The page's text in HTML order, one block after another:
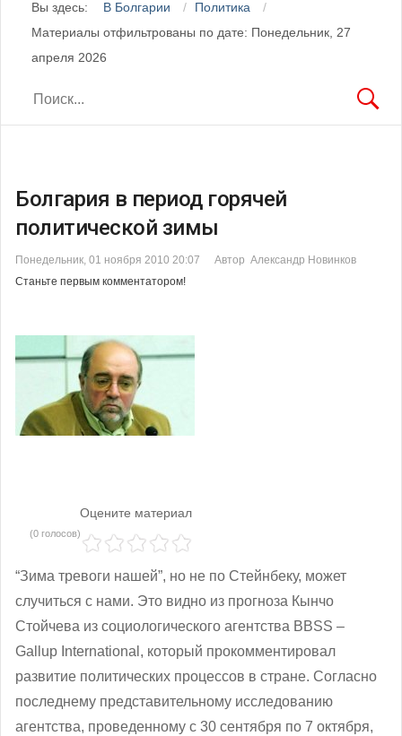
Вы здесь: В Болгарии
Политика
Материалы отфильтрованы по дате: Понедельник, 27
апреля 2026
Болгария в период горячей
политической зимы
Понедельник, 01 ноября 2010 20:07
Автор Александр Новинков
Станьте первым комментатором!
Оцените материал
(0 голосов)
“Зима тревоги нашей”, но не по Стейнбеку, может
случиться с нами. Это видно из прогноза Кынчо
Стойчева из социологического агентства BBSS –
Gallup International, который прокомментировал
развитие политических процессов в стране. Согласно
последнему представительному исследованию
агентства, проведенному с 30 сентября по 7 октября,